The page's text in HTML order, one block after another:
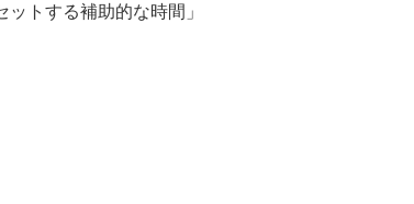
トする補助的な時間」